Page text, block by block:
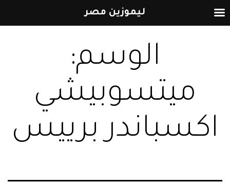
إلى
الوسم:
ميتسوبيشي
اكسباندر برييس
ليموزين مصر